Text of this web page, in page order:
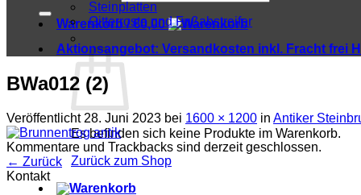
Warenkorb /€0,00
Es befinden sich keine Produkte im Warenkorb.
Zurück zum Shop
Steinplatten
Gitterroste und Fußabstreifer
Aktionsangebot: Versandkosten inkl. Fracht frei
BWa012 (2)
Veröffentlicht 28. Juni 2023 bei 1600 × 1200 in Antiker
Kommentare und Trackbacks sind derzeit geschlossen.
← Zurück
Kontakt